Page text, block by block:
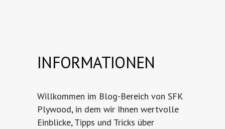
INFORMATIONEN
Willkommen im Blog-Bereich von SFK
Plywood, in dem wir Ihnen wertvolle
Einblicke, Tipps und Tricks über